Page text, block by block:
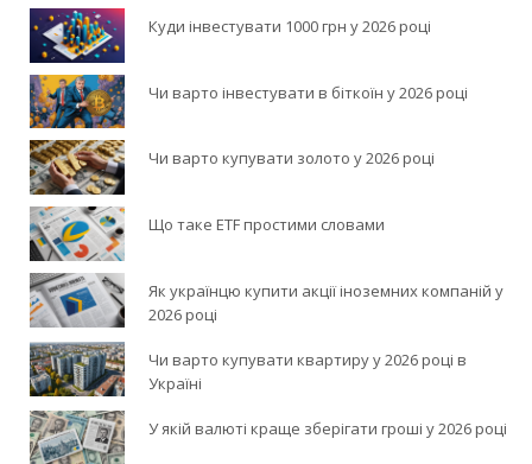
Куди інвестувати 1000 грн у 2026 році
Чи варто інвестувати в біткоїн у 2026 році
Чи варто купувати золото у 2026 році
Що таке ETF простими словами
Як українцю купити акції іноземних компаній у
2026 році
Чи варто купувати квартиру у 2026 році в
Україні
У якій валюті краще зберігати гроші у 2026 році